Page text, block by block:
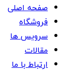
صفحه اصلی
فروشگاه
سرویس ها
مقالات
ارتباط با ما